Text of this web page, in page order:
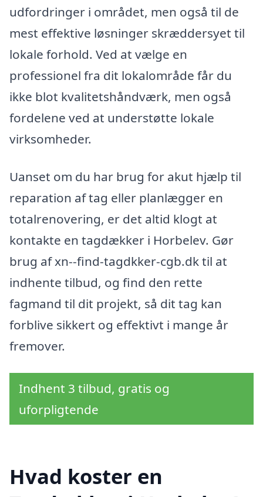
udfordringer i området, men også til de
mest effektive løsninger skræddersyet til
lokale forhold. Ved at vælge en
professionel fra dit lokalområde får du
ikke blot kvalitetshåndværk, men også
fordelene ved at understøtte lokale
virksomheder.
Uanset om du har brug for akut hjælp til
reparation af tag eller planlægger en
totalrenovering, er det altid klogt at
kontakte en tagdækker i Horbelev. Gør
brug af xn--find-tagdkker-cgb.dk til at
indhente tilbud, og find den rette
fagmand til dit projekt, så dit tag kan
forblive sikkert og effektivt i mange år
fremover.
Indhent 3 tilbud, gratis og
uforpligtende
Hvad koster en